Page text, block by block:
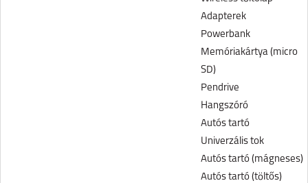
Adapterek
Powerbank
Memóriakártya (micro
SD)
Pendrive
Hangszóró
Autós tartó
Univerzális tok
Autós tartó (mágneses)
Autós tartó (töltős)